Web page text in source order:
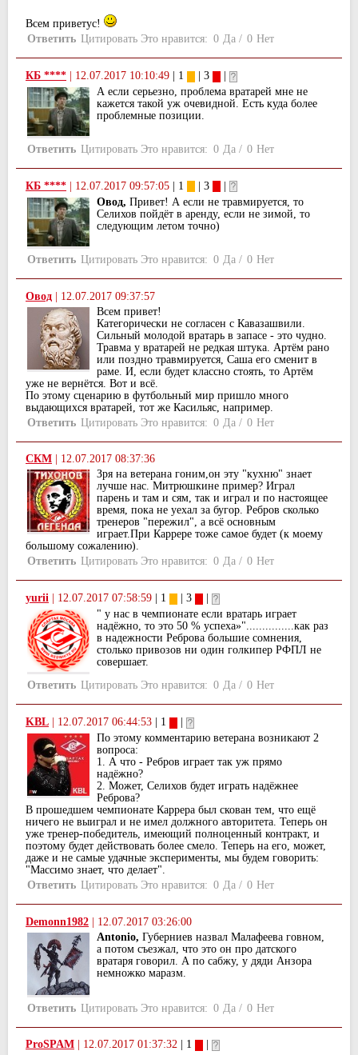
Всем приветус!
Ответить Цитировать Это нравится: 0 Да / 0 Нет
КБ **** 12.07.2017 10:10:49 | 1 | 3
А если серьезно, проблема вратарей мне не
кажется такой уж очевидной. Есть куда более
проблемные позиции.
Ответить Цитировать Это нравится: 0 Да / 0 Нет
КБ **** | 12.07.2017 09:57:05 | 1 | 3
|
Овод, Привет! А если не травмируется, то
Селихов пойдёт в аренду, если не зимой, то
следующим летом точно)
Ответить Цитировать Это нравится: 0 Да / 0 Нет
Овод | 12.07.2017 09:37:57
Всем привет!
Категорически не согласен с Кавазашвили.
Сильный молодой вратарь в запасе - это чудно.
Травма у вратарей не редкая штука. Артём рано
или поздно травмируется, Саша его сменит в
раме. И, если будет классно стоять, то Артём
уже не вернётся. Вот и всё.
По этому сценарию в футбольный мир пришло много
выдающихся вратарей, тот же Касильяс, например.
Ответить Цитировать Это нравится: 0 Да / 0 Нет
СКМ
12.07.2017 08:37:36
Зря на ветерана гоним,он эту "кухню" знает
лучше нас. Митрюшкине пример? Играл
парень и там и сям, так и играл и по настоящее
время, пока не уехал за бугор. Ребров сколько
тренеров "пережил", а всё основным
играет.При Каррере тоже самое будет (к моему
большому сожалению).
Ответить Цитировать Это нравится: 0 Да / 0 Нет
yurii 12.07.2017 07:58:59 | 1 | 3
" у нас в чемпионате если вратарь играет
надёжно, то это 50 % успеха»"...............как раз
в надежности Реброва большие сомнения,
столько привозов ни один голкипер РФПЛ не
совершает.
Ответить Цитировать Это нравится: 0 Да / 0 Нет
KBL 12.07.2017 06:44:53 | 1
По этому комментарию ветерана возникают 2
вопроса:
1. А что - Ребров играет так уж прямо
надёжно?
2. Может, Селихов будет играть надёжнее
Реброва?
В прошедшем чемпионате Каррера был скован тем, что ещё
ничего не выиграл и не имел должного авторитета. Теперь он
уже тренер-победитель, имеющий полноценный контракт, и
поэтому будет действовать более смело. Теперь на его, может,
даже и не самые удачные эксперименты, мы будем говорить:
"Массимо знает, что делает".
Ответить Цитировать Это нравится: 0 Да / 0 Нет
Demonn1982 | 12.07.2017 03:26:00
Antonio, Губерниев назвал Малафеева говном,
а потом съезжал, что это он про датского
вратаря говорил. А по сабжу, у дяди Анзора
немножко маразм.
Ответить Цитировать Это нравится: 0 Да / 0 Нет
ProSPAM 12.07.2017 01:37:32 | 1